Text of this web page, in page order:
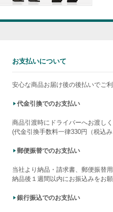
お支払いについて
安心な商品お届け後の後払いでご利
代金引換でのお支払い
商品引渡時にドライバーへお渡しく
(代金引換手数料一律330円（税込み
郵便振替でのお支払い
当社より納品・請求書、郵便振替
納品後１週間以内にお振込みをお
銀行振込でのお支払い